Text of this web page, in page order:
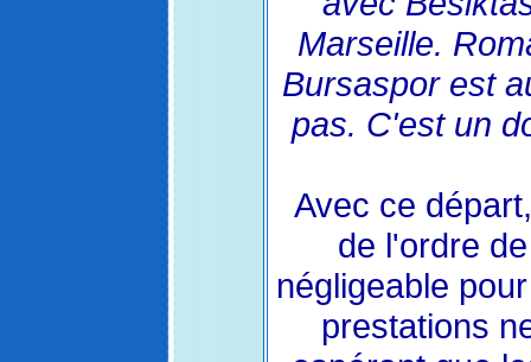
Marseille.
Bursaspor est
pas. C'est un
Avec ce
de l'ordre
négligeable
prestations